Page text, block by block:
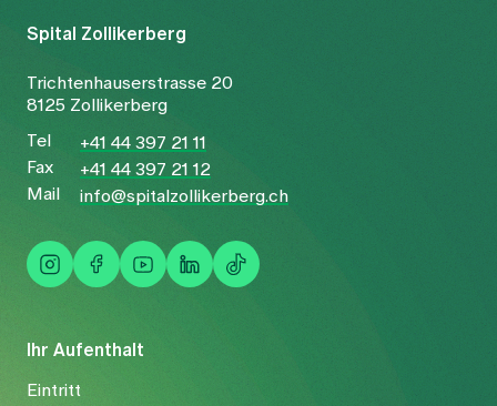
Ihr Aufenthalt
Eintritt
Spital Zollikerberg
Trichtenhauserstrasse 20
8125 Zollikerberg
Tel
+41 44 397 21 11
Fax
+41 44 397 21 12
Mail
info@spitalzollikerberg.ch